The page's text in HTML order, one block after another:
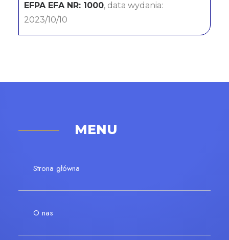
EFPA EFA NR: 1000, data wydania:
2023/10/10
MENU
Strona główna
O nas